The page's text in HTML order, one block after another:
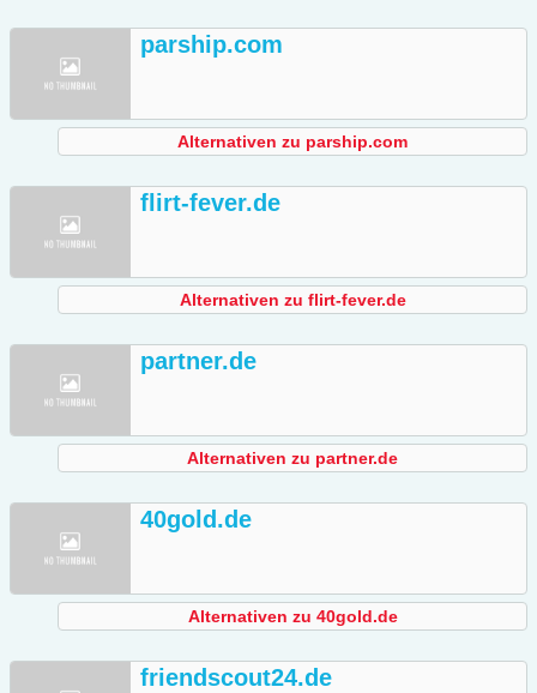
parship.com
Alternativen zu parship.com
flirt-fever.de
Alternativen zu flirt-fever.de
partner.de
Alternativen zu partner.de
40gold.de
Alternativen zu 40gold.de
friendscout24.de